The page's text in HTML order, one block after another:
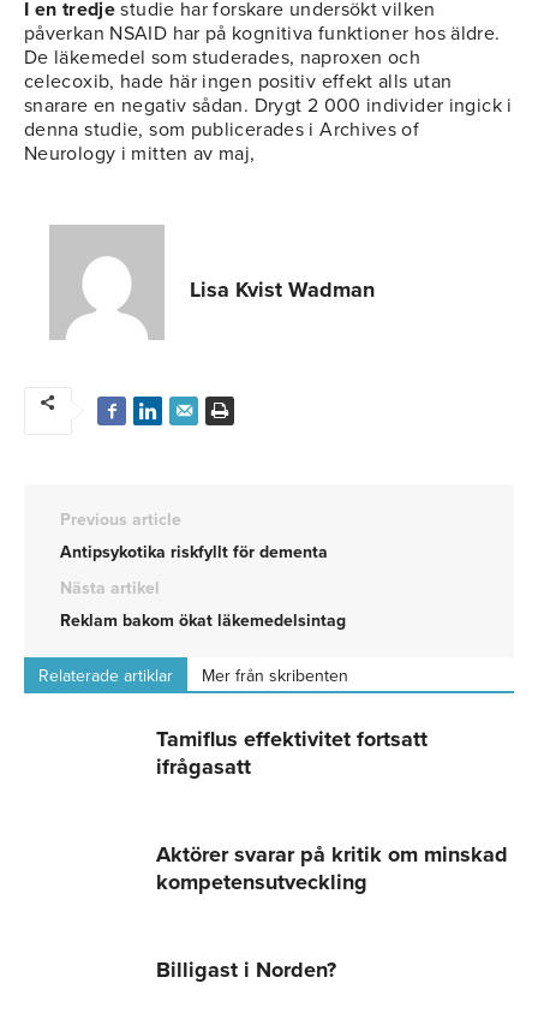
I en tredjestudie har forskare undersökt vilken
påverkan NSAID har på kognitiva funktioner hos äldre.
De läkemedel som studerades, naproxen och
celecoxib, hade här ingen positiv effekt alls utan
snarare en negativ sådan. Drygt 2 000 individer ingick i
denna studie, som publicerades i Archives of
Neurology i mitten av maj,
Lisa Kvist Wadman
Previous article
Antipsykotika riskfyllt för dementa
Nästa artikel
Reklam bakom ökat läkemedelsintag
Relaterade artiklar Mer från skribenten
Tamiflus effektivitet fortsatt
ifrågasatt
Aktörer svarar på kritik om minskad
kompetensutveckling
Billigast i Norden?